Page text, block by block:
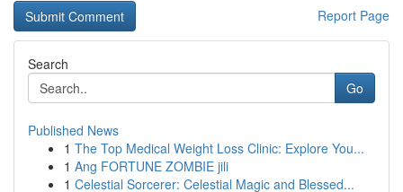
Report Page
Search
Go
Published News
1 The Top Medical Weight Loss Clinic: Explore You...
1 Ang FORTUNE ZOMBIE jili
1 Celestial Sorcerer: Celestial Magic and Blessed...